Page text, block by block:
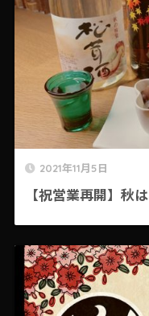
2021年11月5日
【祝営業再開】秋